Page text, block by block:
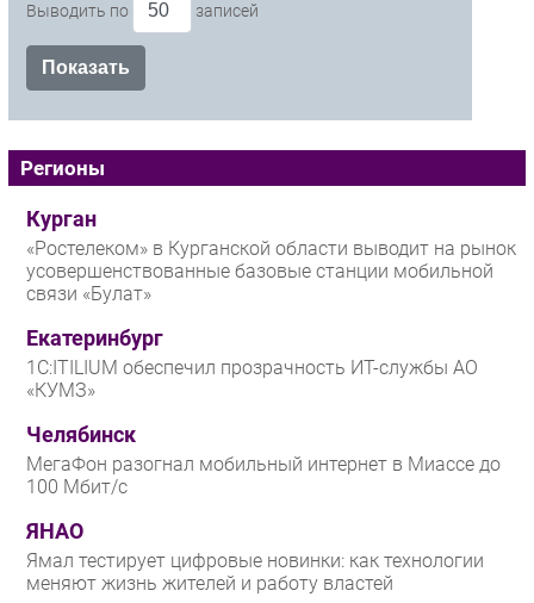
Выводить по записей
Регионы
Курган
«Ростелеком» в Курганской области выводит на рынок
усовершенствованные базовые станции мобильной
связи «Булат»
Екатеринбург
1С:ITILIUM обеспечил прозрачность ИТ-службы АО
«КУМЗ»
Челябинск
МегаФон разогнал мобильный интернет в Миассе до
100 Мбит/с
ЯНАО
Ямал тестирует цифровые новинки: как технологии
меняют жизнь жителей и работу властей